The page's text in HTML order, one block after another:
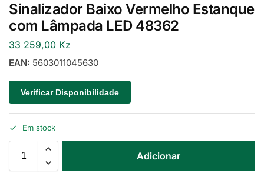
Sinalizador Baixo Vermelho Estanque
com Lâmpada LED 48362
33 259,00 Kz
EAN: 5603011045630
Verificar Disponibilidade
Em stock
Adicionar